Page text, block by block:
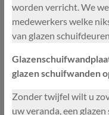
worden verricht. We
medewerkers welke
van glazen
glazen schuifwanden
Zonder twijfel wilt u
uw veranda, een